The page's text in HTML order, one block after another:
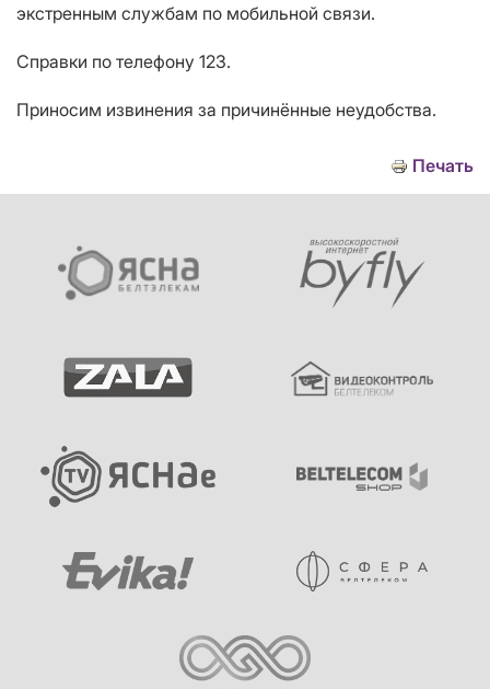
экстренным службам по мобильной связи.
Справки по телефону 123.
Приносим извинения за причинённые неудобства.
Печать